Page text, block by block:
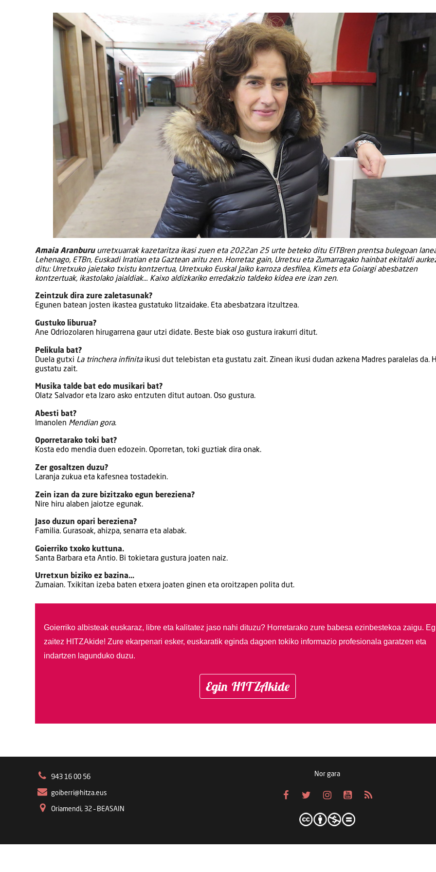
Amaia Aranburuurretxuarrak kazetaritza ikasi zuen eta 2022an 25 urte beteko ditu EITBren prentsa bulegoan
Lehenago, ETBn, Euskadi Irratian eta Gaztean aritu zen. Horretaz gain, Urretxu eta Zumarragako hainbat ekitaldi
ditu: Urretxuko jaietako txistu kontzertua, Urretxuko Euskal Jaiko karroza desfilea, Kimets eta Goiargi abesbatzen
kontzertuak, ikastolako jaialdiak… Kaixo aldizkariko erredakzio taldeko kidea ere izan zen.
Zeintzuk dira zure zaletasunak?
Egunen batean josten ikastea gustatuko litzaidake. Eta abesbatzara itzultzea.
Gustuko liburua?
Ane Odriozolaren hirugarrena gaur utzi didate. Beste biak oso gustura irakurri ditut.
Pelikula bat?
Duela gutxi La trinchera infinitaikusi dut telebistan eta gustatu zait. Zinean ikusi dudan azkena Madres paralelas da.
gustatu zait.
Musika talde bat edo musikari bat?
Olatz Salvador eta Izaro asko entzuten ditut autoan. Oso gustura.
Abesti bat?
Imanolen Mendian gora.
Oporretarako toki bat?
Kosta edo mendia duen edozein. Oporretan, toki guztiak dira onak.
Zer gosaltzen duzu?
Laranja zukua eta kafesnea tostadekin.
Zein izan da zure bizitzako egun bereziena?
Nire hiru alaben jaiotze egunak.
Jaso duzun opari bereziena?
Familia. Gurasoak, ahizpa, senarra eta alabak.
Goierriko txoko kuttuna.
Santa Barbara eta Antio. Bi tokietara gustura joaten naiz.
Urretxun biziko ez bazina…
Zumaian. Txikitan izeba baten etxera joaten ginen eta oroitzapen polita dut.
Goierriko albisteak euskaraz, libre eta kalitatez jaso nahi dituzu? Horretarako zure babesa ezinbestekoa zaigu.
zaitez HITZAkide! Zure ekarpenari esker, euskaratik eginda dagoen tokiko informazio profesionala garatzen eta
indartzen lagunduko duzu.
Egin HITZAkide
943 16 00 56
goiberri@hitza.eus
Oriamendi, 32 – BEASAIN
Nor gara